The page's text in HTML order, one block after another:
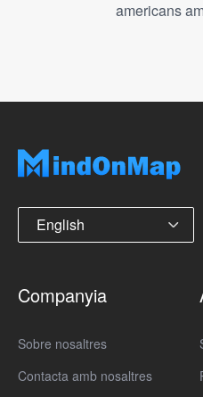
americans
English
Companyia
Sobre nosaltres
Contacta amb nosaltres